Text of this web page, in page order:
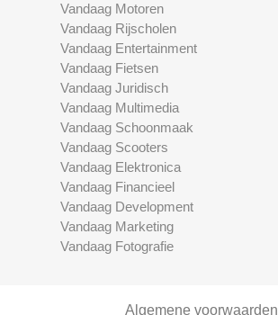
Vandaag Motoren
Vandaag Rijscholen
Vandaag Entertainment
Vandaag Fietsen
Vandaag Juridisch
Vandaag Multimedia
Vandaag Schoonmaak
Vandaag Scooters
Vandaag Elektronica
Vandaag Financieel
Vandaag Development
Vandaag Marketing
Vandaag Fotografie
Algemene voorwaarden